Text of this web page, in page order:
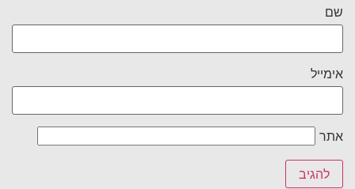
שם
אימייל
אתר